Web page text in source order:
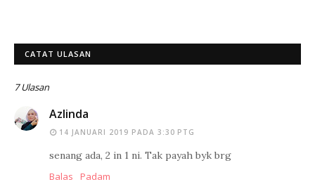
CATAT ULASAN
7 Ulasan
Azlinda
14 JANUARI 2019 PADA 3:30 PTG
senang ada, 2 in 1 ni. Tak payah byk brg
Balas
Padam